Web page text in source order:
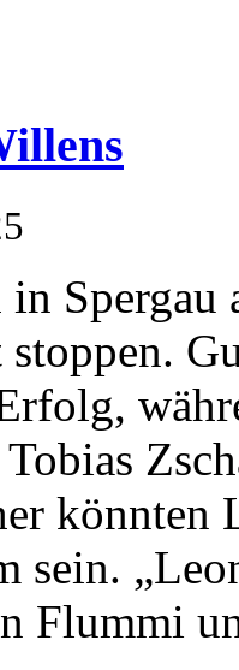
in
könnten
sein.
Flummi